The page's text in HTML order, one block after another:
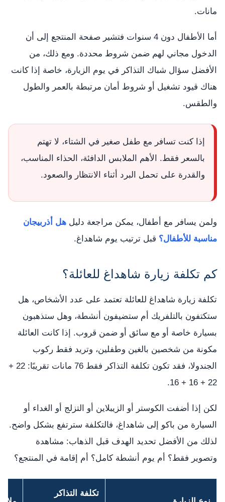
مانات.
أما الأطفال دون 4 سنوات فتشير صفحة المنتجع إلى أن
الدخول مجاني لهم ضمن شروط محددة. ومع ذلك، من
الأفضل سؤال شباك التذاكر في يوم الزيارة، خاصة إذا كانت
هناك قيود تشغيل أو شروط أمان مرتبطة بالعمر والطول
والطقس.
إذا كنت تسافر مع طفل صغير في الشتاء، لا تهتم
بالسعر فقط. الأهم الملابس الدافئة، الحذاء المناسب،
والقدرة على تحمل البرد أثناء الانتظار والصعود.
ولمن يسافر مع أطفال، يمكن مراجعة دليل هل أذربيجان
مناسبة للأطفال؟ قبل ترتيب يوم شاهداغ.
كم تكلفة زيارة شاهداغ للعائلة؟
تكلفة زيارة شاهداغ للعائلة تعتمد على عدد الأشخاص، هل
ستكتفون بالتلفريك أم ستضيفون أنشطة، وهل ستذهبون
بسيارة خاصة أو مع سائق أو ضمن قروب. إذا كانت العائلة
مكونة من شخصين بالغين وطفلين، وتريد فقط ركوب
الجندولا، فقد تكون تكلفة التذاكر فقط 76 مانات تقريبًا: 22 +
22 + 16 + 16.
لكن إذا أضفت الكوستر أو الزيبلاين أو التزلج أو الغداء أو
السيارة من باكو إلى شاهداغ، فالتكلفة سترتفع بشكل واضح.
لذلك من الأفضل تحديد الهدف قبل الذهاب: مشاهدة
وتصوير فقط؟ أم يوم أنشطة كامل؟ أم إقامة في المنتجع؟
تكلفة التذاكر